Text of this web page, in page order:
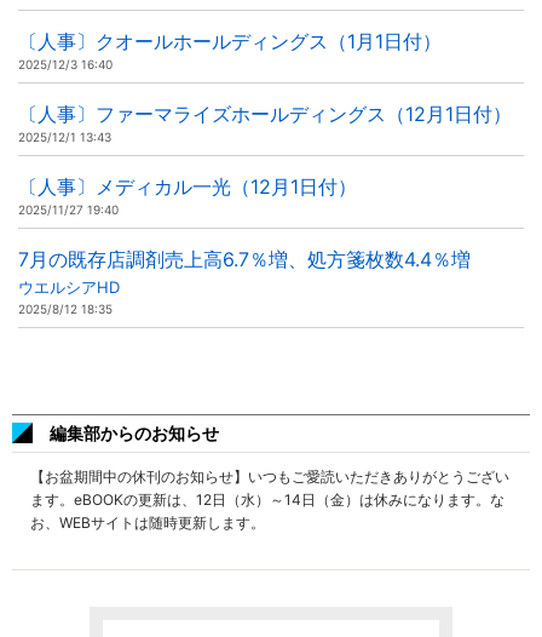
〔人事〕クオールホールディングス（1月1日付）
2025/12/3 16:40
〔人事〕ファーマライズホールディングス（12月1日付）
2025/12/1 13:43
〔人事〕メディカル一光（12月1日付）
2025/11/27 19:40
7月の既存店調剤売上高6.7％増、処方箋枚数4.4％増
ウエルシアHD
2025/8/12 18:35
編集部からのお知らせ
【お盆期間中の休刊のお知らせ】いつもご愛読いただきありがとうござい
ます。eBOOKの更新は、12日（水）～14日（金）は休みになります。な
お、WEBサイトは随時更新します。